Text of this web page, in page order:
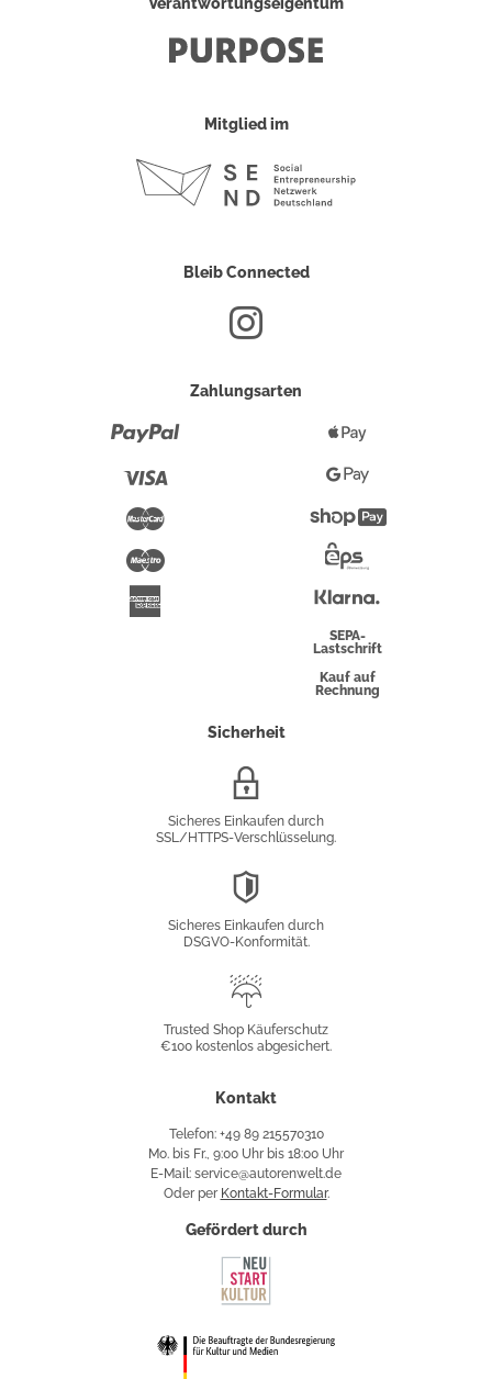
Verantwortungseigentum
Mitglied im
Bleib Connected
Zahlungsarten
Maestro
Pay
Google
Pay
Überweisung
SEPA-
Lastschrift
Kauf auf
Rechnung
Sicherheit
Sicheres Einkaufen durch
SSL/HTTPS-Verschlüsselung.
Sicheres Einkaufen durch
DSGVO-Konformität.
Käuferschutz
Trusted Shop Käuferschutz
€100 kostenlos abgesichert.
Kontakt
Telefon: +49 89 215570310
Mo. bis Fr., 9:00 Uhr bis 18:00 Uhr
E-Mail: service@autorenwelt.de
Oder per Kontakt-Formular.
Gefördert durch